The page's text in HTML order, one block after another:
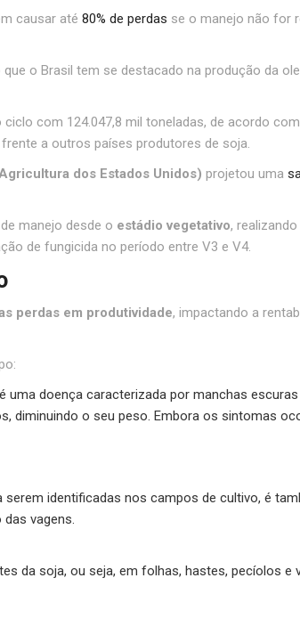
causar até 80% de perdas se o manejo não for
que o Brasil tem se destacado na produção da
com 124.047,8 mil toneladas, de acordo
a outros países produtores de soja.
dos Estados Unidos) projetou uma
manejo desde o estádio vegetativo,
de fungicida no período entre V3 e V4.
perdas em produtividade, impactando a
uma doença caracterizada por manchas
diminuindo o seu peso. Embora os sintomas
identificadas nos campos de cultivo, é
vagens.
da soja, ou seja, em folhas, hastes, pecíolos